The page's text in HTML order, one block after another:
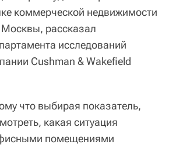
коммерческой недвижимости
рассказал
исследований
Cushman & Wakefield
что выбирая показатель,
какая ситуация
помещениями